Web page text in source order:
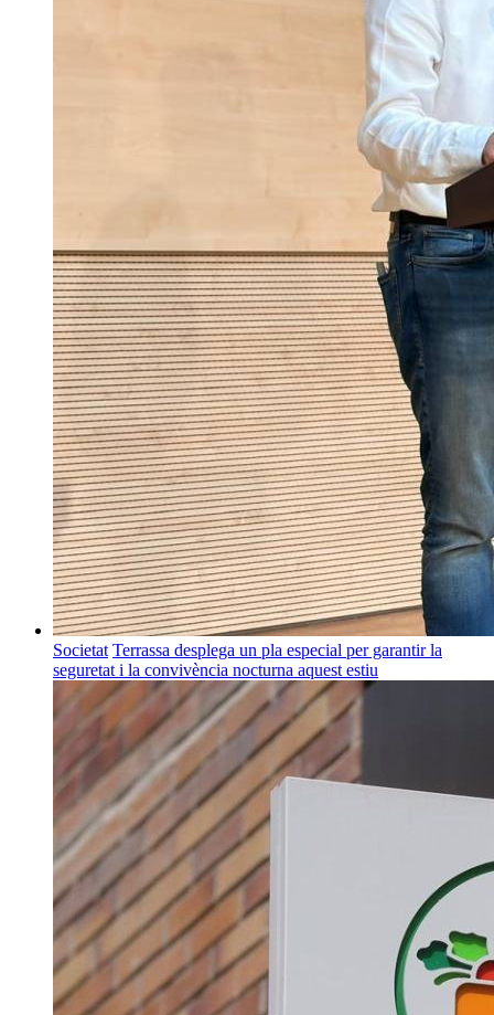
Societat Terrassa desplega un pla especial per garantir la
seguretat i la convivència nocturna aquest estiu